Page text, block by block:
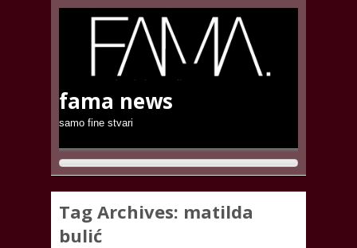
fama news
samo fine stvari
Tag Archives: matilda
bulić